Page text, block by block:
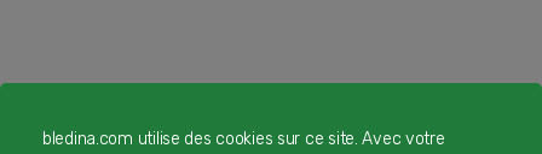
Pour vous accompagner
bledina.com utilise des cookies sur ce site. Avec votre